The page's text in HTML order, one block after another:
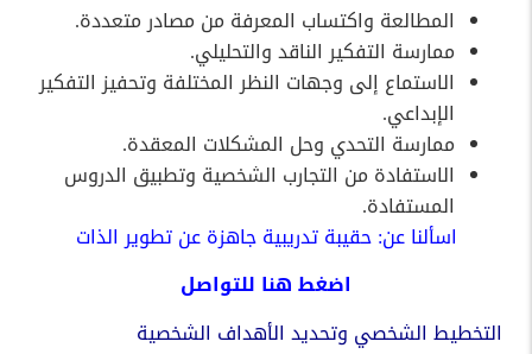
المطالعة واكتساب المعرفة من مصادر متعددة.
ممارسة التفكير الناقد والتحليلي.
الاستماع إلى وجهات النظر المختلفة وتحفيز التفكير
الإبداعي.
ممارسة التحدي وحل المشكلات المعقدة.
الاستفادة من التجارب الشخصية وتطبيق الدروس
المستفادة.
اسألنا عن: حقيبة تدريبية جاهزة عن تطوير الذات
اضغطهنا للتواصل
التخطيط الشخصي وتحديد الأهداف الشخصية